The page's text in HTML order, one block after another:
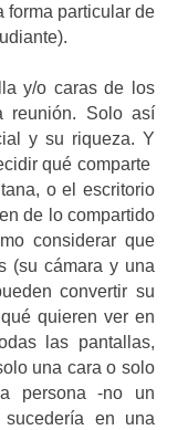
forma particular de
y/o caras de los
reunión. Solo así
y su riqueza. Y
qué comparte
o el escritorio
de lo compartido
considerar que
(su cámara y una
convertir su
quieren ver en
las pantallas,
una cara o solo
persona -no un
en una